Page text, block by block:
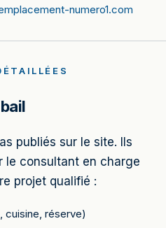
numero1.com
publiés sur le site. Ils
le consultant en charge
projet qualifié :
cuisine, réserve)